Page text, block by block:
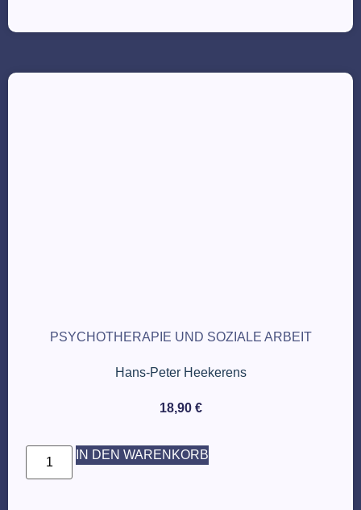
PSYCHOTHERAPIE UND SOZIALE ARBEIT
Hans-Peter Heekerens
18,90 €
IN DEN WARENKORB